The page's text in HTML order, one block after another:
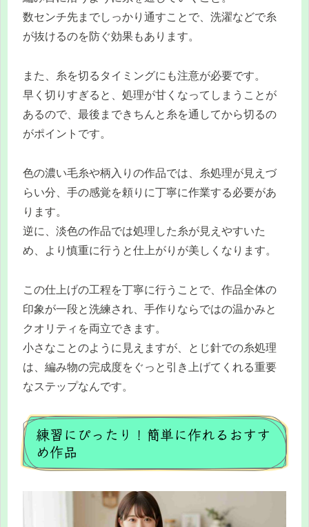
数センチ先までしっかり通すことで、洗濯などで糸
が抜けるのを防ぐ効果もあります。
また、糸を切るタイミングにも注意が必要です。
早く切りすぎると、処理が甘くなってしまうことが
あるので、最後まできちんと糸を通してから切るの
がポイントです。
色の濃い毛糸や柄入りの作品では、糸処理が見えづ
らい分、手の感覚を頼りに丁寧に作業する必要があ
ります。
逆に、淡色の作品では処理した糸が見えやすいた
め、より慎重に行うと仕上がりが美しくなります。
この仕上げの工程を丁寧に行うことで、作品全体の
印象が一段と洗練され、手作りならではの温かみと
クオリティを両立できます。
小さなことのように見えますが、とじ針での糸処理
は、編み物の完成度をぐっと引き上げてくれる重要
なステップなんです。
練習にぴったり！簡単に作れるおすす
め作品